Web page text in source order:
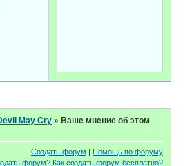
May Cry »Ваше мнение об этом
Создать форум Помощь по форуму